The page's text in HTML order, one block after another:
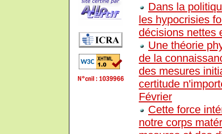
Dans la
les hypocrisies
décisions nettes
Une théorie
de la
des mesures
certitude
Février
Cette force
notre corps